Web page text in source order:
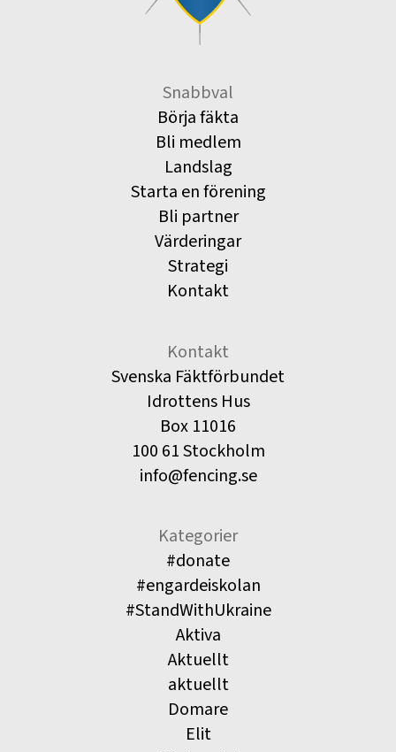
Snabbval
Börja fäkta
Bli medlem
Landslag
Starta en förening
Bli partner
Värderingar
Strategi
Kontakt
Kontakt
Svenska Fäktförbundet
Idrottens Hus
Box 11016
100 61 Stockholm
info@fencing.se
Kategorier
#donate
#engardeiskolan
#StandWithUkraine
Aktiva
Aktuellt
aktuellt
Domare
Elit